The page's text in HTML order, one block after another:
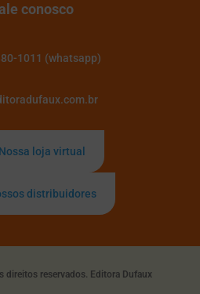
conosco
1011 (whatsapp)
Nossa loja virtual
distribuidores
direitos reservados. Editora Dufaux